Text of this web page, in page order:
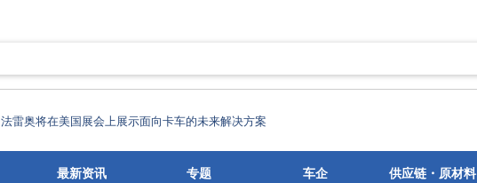
法雷奥将在美国展会上展示面向卡车的未来解决方案
最新资讯 专题 车企 供应链・原材料